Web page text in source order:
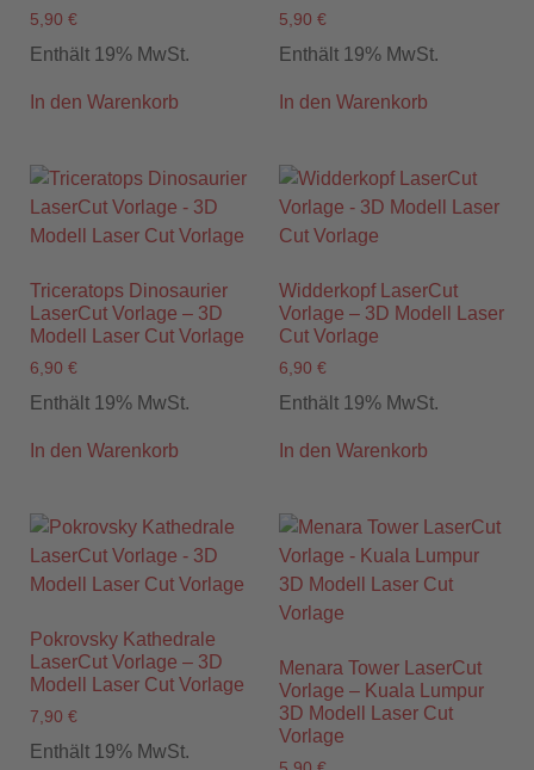
5,90 €
Enthält 19% MwSt.
In den Warenkorb
5,90 €
Enthält 19% MwSt.
In den Warenkorb
Triceratops Dinosaurier
LaserCut Vorlage – 3D
Modell Laser Cut Vorlage
6,90 €
Enthält 19% MwSt.
In den Warenkorb
Widderkopf LaserCut
Vorlage – 3D Modell Laser
Cut Vorlage
6,90 €
Enthält 19% MwSt.
In den Warenkorb
Pokrovsky Kathedrale
LaserCut Vorlage – 3D
Modell Laser Cut Vorlage
7,90 €
Enthält 19% MwSt.
Menara Tower LaserCut
Vorlage – Kuala Lumpur
3D Modell Laser Cut
Vorlage